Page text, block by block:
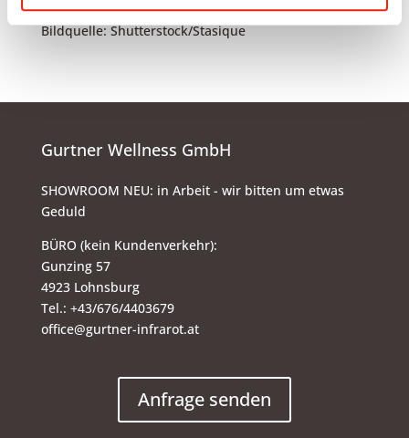
Bildquelle: Shutterstock/Stasique
Gurtner Wellness GmbH
SHOWROOM NEU: in Arbeit - wir bitten um etwas
Geduld
BÜRO (kein Kundenverkehr):
Gunzing 57
4923 Lohnsburg
Tel.: +43/676/4403679
office@gurtner-infrarot.at
Anfrage senden